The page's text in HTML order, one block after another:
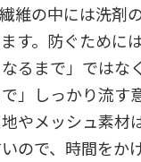
維の中には洗剤
す。防ぐために
なるまで」ではな
」しっかり流す
やメッシュ素材
ので、時間をか